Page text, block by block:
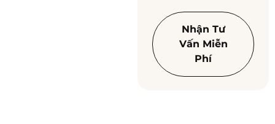
Nhận Tư
Vấn Miễn
Phí